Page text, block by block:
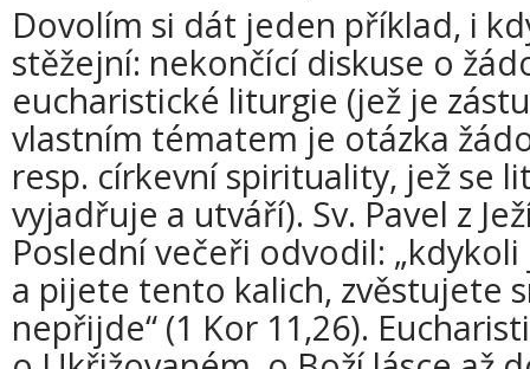
Dovolím si dát jeden příklad, i
stěžejní: nekončící diskuse o
eucharistické liturgie (jež je
vlastním tématem je otázka
resp. církevní spirituality, jež se
vyjadřuje a utváří). Sv. Pavel z
Poslední večeři odvodil:
a pijete tento kalich, zvěstujete
nepřijde“ (1 Kor 11,26).